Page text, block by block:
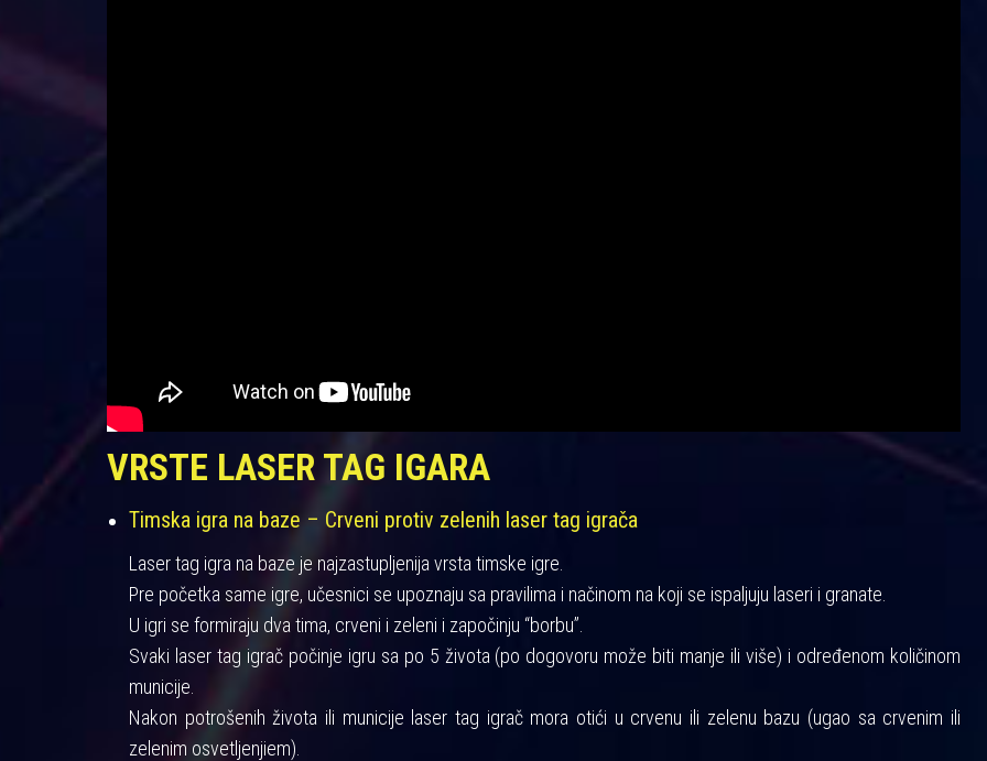
VRSTE LASER TAG IGARA
Timska igra na baze – Crveni protiv zelenih laser tag igrača
Laser tag igra na baze je najzastupljenija vrsta timske igre.
Pre početka same igre, učesnici se upoznaju sa pravilima i načinom na koji se ispaljuju laseri i granate.
U igri se formiraju dva tima, crveni i zeleni i započinju “borbu”.
Svaki laser tag igrač počinje igru sa po 5 života (po dogovoru može biti manje ili više) i određenom količinom
municije.
Nakon potrošenih života ili municije laser tag igrač mora otići u crvenu ili zelenu bazu (ugao sa crvenim ili
zelenim osvetljenjiem).